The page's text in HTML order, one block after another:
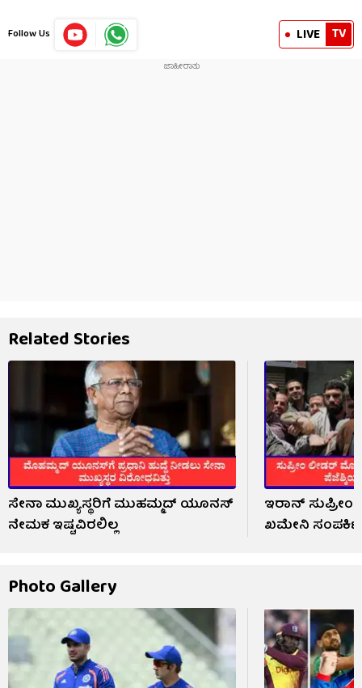
Follow Us LIVE TV
Related Stories
ಸೇನಾ ಮುಖ್ಯಸ್ಥರಿಗೆ ಮುಹಮ್ಮದ್ ಯೂನಸ್
ನೇಮಕ ಇಷ್ಟವಿರಲಿಲ್ಲ
ಇರಾನ್ ಸುಪ್ರೀಂ
ಖಮೇನಿ
Photo Gallery